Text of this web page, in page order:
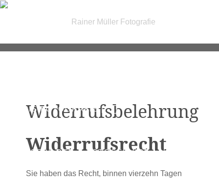
| IRIS FOTOGRAFIE |
| PASSBILDER & FOTOSERVICE |
Widerrufsbelehrung
Widerrufsrecht
Sie haben das Recht, binnen vierzehn Tagen